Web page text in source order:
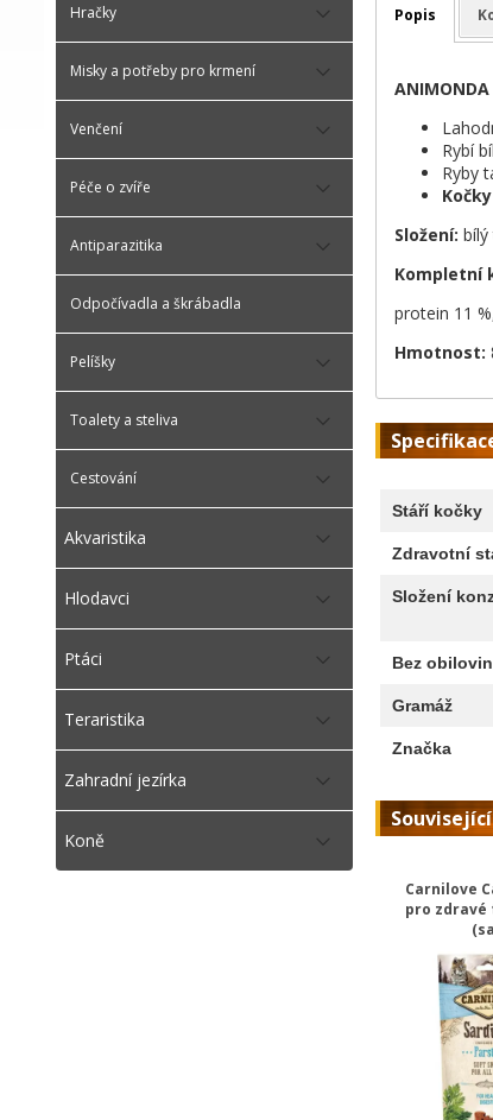
Hračky
Misky a potřeby pro krmení
Venčení
Péče o zvíře
Antiparazitika
Odpočívadla a škrábadla
Pelíšky
Toalety a steliva
Cestování
Akvaristika
Hlodavci
Ptáci
Teraristika
Zahradní jezírka
Koně
Popis
Rybí
Ryby
Složení: bílý
Kompletní
protein 11
Hmotnost:
Stáří kočky
Zdravotní
Složení
Bez obilovin
Gramáž
Značka
Carnilove
pro zdravé